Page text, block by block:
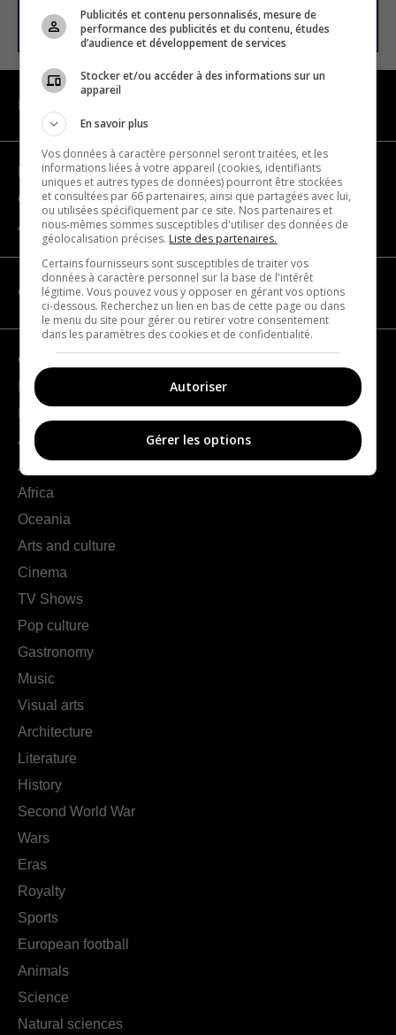
SUBSCRIBE
Become a partner
Contact us
About us
CATEGORIES
Geography
France
Americas
Asia
Africa
Oceania
Arts and culture
Cinema
TV Shows
Pop culture
Gastronomy
Music
Visual arts
Architecture
Literature
History
Second World War
Wars
Eras
Royalty
Sports
European football
Animals
Science
Natural sciences
Publicités et contenu personnalisés, mesure de
performance des publicités et du contenu, études
d’audience et développement de services
Stocker et/ou accéder à des informations sur un
appareil
En savoir plus
Vos données à caractère personnel seront traitées, et les
informations liées à votre appareil (cookies, identifiants
uniques et autres types de données) pourront être stockées
et consultées par 66 partenaires, ainsi que partagées avec lui,
ou utilisées spécifiquement par ce site. Nos partenaires et
nous-mêmes sommes susceptibles d'utiliser des données de
géolocalisation précises. Liste des partenaires.
Certains fournisseurs sont susceptibles de traiter vos
données à caractère personnel sur la base de l'intérêt
légitime. Vous pouvez vous y opposer en gérant vos options
ci-dessous. Recherchez un lien en bas de cette page ou dans
le menu du site pour gérer ou retirer votre consentement
dans les paramètres des cookies et de confidentialité.
Autoriser
Gérer les options